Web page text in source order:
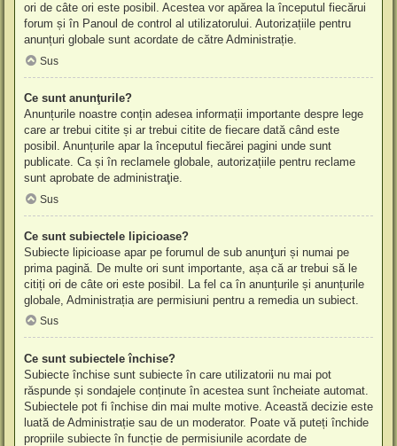
ori de câte ori este posibil. Acestea vor apărea la începutul fiecărui
forum și în Panoul de control al utilizatorului. Autorizațiile pentru
anunțuri globale sunt acordate de către Administrație.
Sus
Ce sunt anunţurile?
Anunțurile noastre conțin adesea informații importante despre lege
care ar trebui citite și ar trebui citite de fiecare dată când este
posibil. Anunțurile apar la începutul fiecărei pagini unde sunt
publicate. Ca și în reclamele globale, autorizațiile pentru reclame
sunt aprobate de administraţie.
Sus
Ce sunt subiectele lipicioase?
Subiecte lipicioase apar pe forumul de sub anunţuri și numai pe
prima pagină. De multe ori sunt importante, așa că ar trebui să le
citiți ori de câte ori este posibil. La fel ca în anunțurile și anunțurile
globale, Administrația are permisiuni pentru a remedia un subiect.
Sus
Ce sunt subiectele închise?
Subiecte închise sunt subiecte în care utilizatorii nu mai pot
răspunde și sondajele conținute în acestea sunt încheiate automat.
Subiectele pot fi închise din mai multe motive. Această decizie este
luată de Administrație sau de un moderator. Poate vă puteți închide
propriile subiecte în funcție de permisiunile acordate de